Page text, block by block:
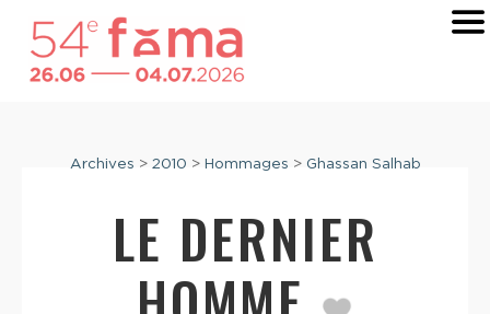
Archives > 2010 > Hommages > Ghassan Salhab
LE DERNIER